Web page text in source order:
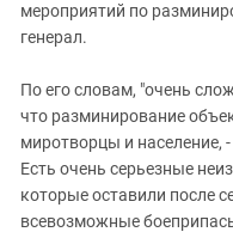
мероприятий по
генерал.
По его словам, "очень
что разминирование
миротворцы и население,
Есть очень серьезные
которые оставили после
всевозможные